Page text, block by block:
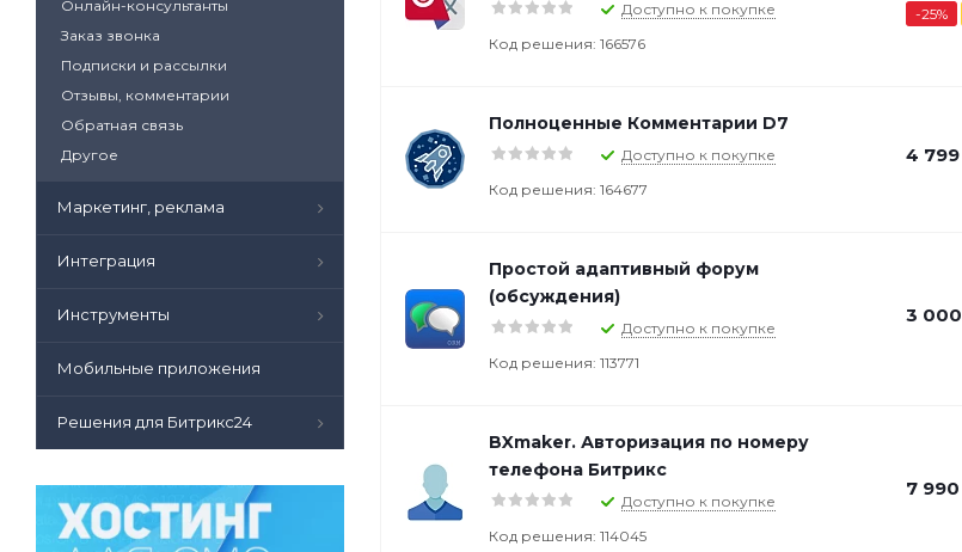
Доступно к покупке
Код решения: 166576
-25%
Полноценные Комментарии D7
Доступно к покупке
Код решения: 164677
4 799
Простой адаптивный форум
(обсуждения)
Доступно к покупке
Код решения: 113771
3 000
BXmaker. Авторизация по номеру
телефона Битрикс
Доступно к покупке
Код решения: 114045
7 990
Онлайн-консультанты
Заказ звонка
Подписки и рассылки
Отзывы, комментарии
Обратная связь
Другое
Маркетинг, реклама
Интеграция
Инструменты
Мобильные приложения
Решения для Битрикс24